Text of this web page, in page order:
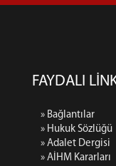
FAYDALI
» Bağlantılar
» Hukuk Sözlüğü
» Adalet Dergisi
» AİHM Kararları